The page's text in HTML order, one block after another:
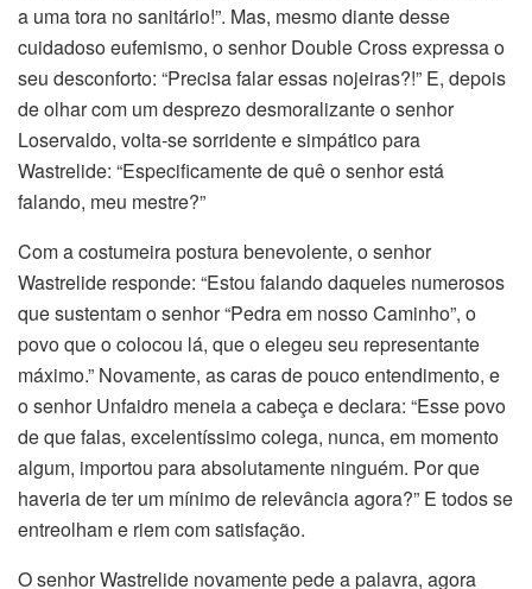
a uma tora no sanitário!”. Mas, mesmo diante desse
cuidadoso eufemismo, o senhor Double Cross expressa o
seu desconforto: “Precisa falar essas nojeiras?!” E, depois
de olhar com um desprezo desmoralizante o senhor
Loservaldo, volta-se sorridente e simpático para
Wastrelide: “Especificamente de quê o senhor está
falando, meu mestre?”
Com a costumeira postura benevolente, o senhor
Wastrelide responde: “Estou falando daqueles numerosos
que sustentam o senhor “Pedra em nosso Caminho”, o
povo que o colocou lá, que o elegeu seu representante
máximo.” Novamente, as caras de pouco entendimento, e
o senhor Unfaidro meneia a cabeça e declara: “Esse povo
de que falas, excelentíssimo colega, nunca, em momento
algum, importou para absolutamente ninguém. Por que
haveria de ter um mínimo de relevância agora?” E todos se
entreolham e riem com satisfação.
O senhor Wastrelide novamente pede a palavra, agora